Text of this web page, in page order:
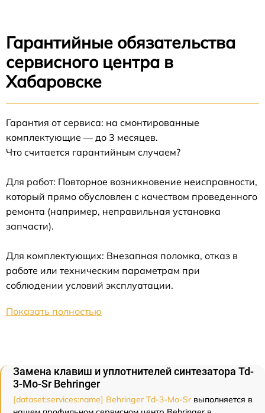
Гарантийные обязательства
сервисного центра в
Хабаровске
Гарантия от сервиса: на смонтированные
комплектующие — до 3 месяцев.
Что считается гарантийным случаем?
Для работ: Повторное возникновение неисправности,
который прямо обусловлен с качеством проведенного
ремонта (например, неправильная установка
запчасти).
Для комплектующих: Внезапная поломка, отказ в
работе или техническим параметрам при
соблюдении условий эксплуатации.
Показать полностью
Замена клавиш и уплотнителей синтезатора Td-
3-Mo-Sr Behringer
[dataset:services:name] Behringer Td-3-Mo-Sr выполняется в